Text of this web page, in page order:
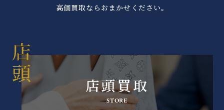
高価買取ならおまかせください。
店頭買取
STORE